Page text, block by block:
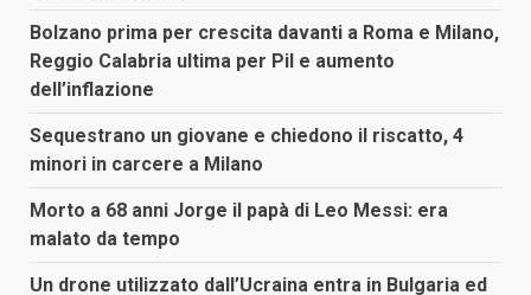
Bolzano prima per crescita davanti a Roma e Milano,
Reggio Calabria ultima per Pil e aumento
dell’inflazione
Sequestrano un giovane e chiedono il riscatto, 4
minori in carcere a Milano
Morto a 68 anni Jorge il papà di Leo Messi: era
malato da tempo
Un drone utilizzato dall’Ucraina entra in Bulgaria ed